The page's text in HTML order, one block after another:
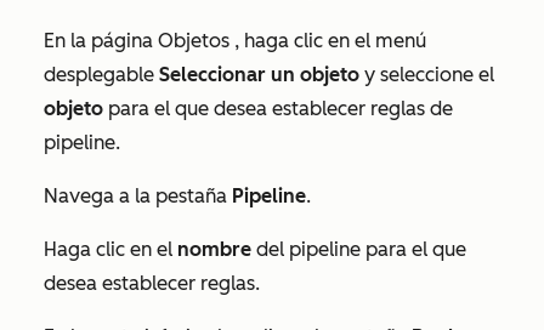
En la página Objetos , haga clic en el menú
desplegable Seleccionar un objeto y seleccione el
objeto para el que desea establecer reglas de
pipeline.
Navega a la pestaña Pipeline.
Haga clic en el nombre del pipeline para el que
desea establecer reglas.